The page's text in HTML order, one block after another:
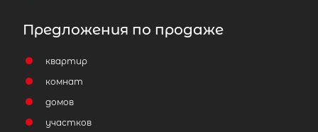
Предложения по продаже
квартир
комнат
домов
участков